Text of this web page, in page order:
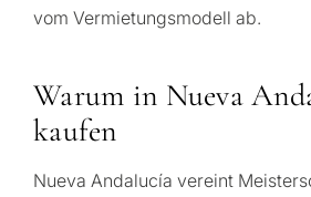
vom Vermietungsmodell ab.
Warum in Nueva
kaufen
Nueva Andalucía vereint